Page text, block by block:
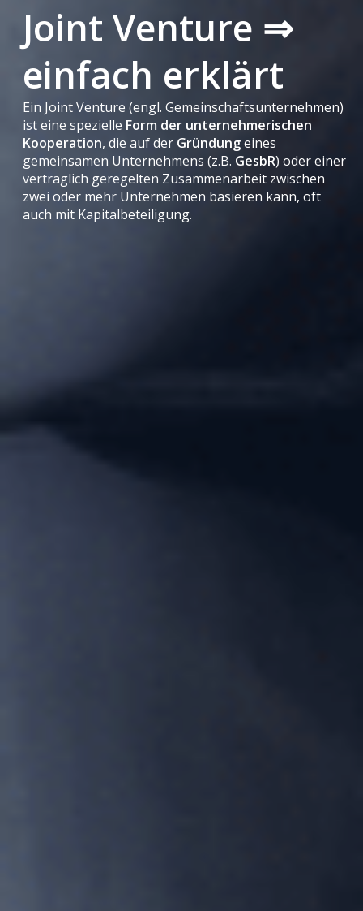
Joint Venture ⇒
einfach erklärt
Ein Joint Venture (engl. Gemeinschaftsunternehmen)
ist eine spezielle Form der unternehmerischen
Kooperation, die auf der Gründungeines
gemeinsamen Unternehmens (z.B. GesbR) oder einer
vertraglich geregelten Zusammenarbeit zwischen
zwei oder mehr Unternehmen basieren kann, oft
auch mit Kapitalbeteiligung.